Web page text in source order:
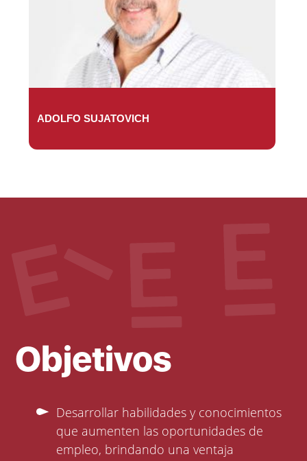
ADOLFO SUJATOVICH
Objetivos
Desarrollar habilidades y conocimientos
que aumenten las oportunidades de
empleo, brindando una ventaja